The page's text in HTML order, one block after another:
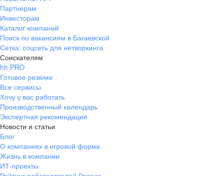
ул. Янковского, д. 169, 7 этаж,
706 каб.
+7 861 205-55-57
pr@krd.hh.ru
Владивосток
пер. Ланинский д. 4, офис 3.4
+7 423 202-33-28
pr@dv.hh.ru
Новосибирск
ул. Большевистская, д. 35,
помещение 21
Партнерам
Инвесторам
Каталог компаний
Поиск по вакансиям в Багаевской
Сетка: соцсеть для нетворкинга
Соискателям
hh PRO
Готовое резюме
Все сервисы
Хочу у вас работать
Производственный календарь
Экспертная рекомендация
Новости и статьи
Блог
О компаниях в игровой форме
Жизнь в компании
ИТ-проекты